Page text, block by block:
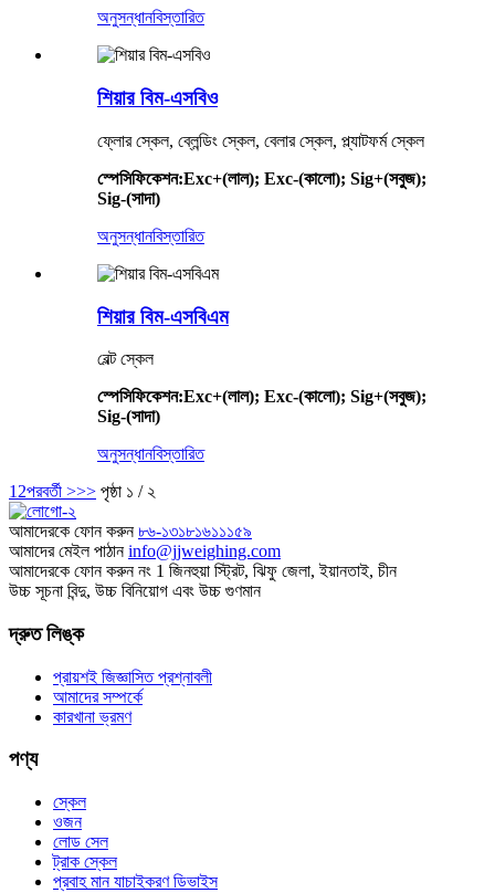
অনুসন্ধানবিস্তারিত
শিয়ার বিম-এসবিও
ফ্লোর স্কেল, ব্লেন্ডিং স্কেল, বেলার স্কেল, প্ল্যাটফর্ম স্কেল
স্পেসিফিকেশন:Exc+(লাল); Exc-(কালো); Sig+(সবুজ);
Sig-(সাদা)
অনুসন্ধানবিস্তারিত
শিয়ার বিম-এসবিএম
বেল্ট স্কেল
স্পেসিফিকেশন:Exc+(লাল); Exc-(কালো); Sig+(সবুজ);
Sig-(সাদা)
অনুসন্ধানবিস্তারিত
1 2পরবর্তী >>> পৃষ্ঠা ১ / ২
আমাদেরকে ফোন করুন ৮৬-১৩১৮১৬১১১৫৯
আমাদের মেইল ​​পাঠান info@jjweighing.com
আমাদেরকে ফোন করুন নং 1 জিনহুয়া স্ট্রিট, ঝিফু জেলা, ইয়ানতাই, চীন
উচ্চ সূচনা বিন্দু, উচ্চ বিনিয়োগ এবং উচ্চ গুণমান
দ্রুত লিঙ্ক
প্রায়শই জিজ্ঞাসিত প্রশ্নাবলী
আমাদের সম্পর্কে
কারখানা ভ্রমণ
পণ্য
স্কেল
ওজন
লোড সেল
ট্রাক স্কেল
প্রবাহ মান যাচাইকরণ ডিভাইস